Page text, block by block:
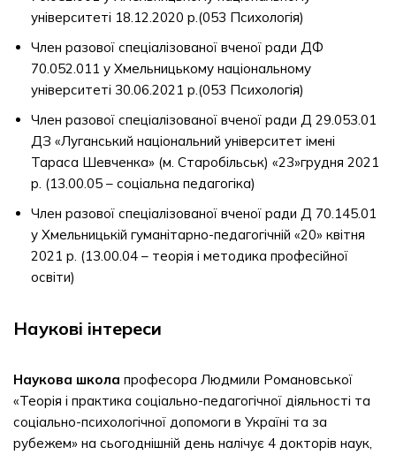
університеті 18.12.2020 р.(053 Психологія)
Член разової спеціалізованої вченої ради ДФ
70.052.011 у Хмельницькому національному
університеті 30.06.2021 р.(053 Психологія)
Член разової спеціалізованої вченої ради Д 29.053.01
ДЗ «Луганський національний університет імені
Тараса Шевченка» (м. Старобільськ) «23»грудня 2021
р. (13.00.05 – соціальна педагогіка)
Член разової спеціалізованої вченої ради Д 70.145.01
у Хмельницькій гуманітарно-педагогічній «20» квітня
2021 р. (13.00.04 – теорія і методика професійної
освіти)
Наукові інтереси
Наукова школа професора Людмили Романовської
«Теорія і практика соціально-педагогічної діяльності та
соціально-психологічної допомоги в Україні та за
рубежем» на сьогоднішній день налічує 4 докторів наук,